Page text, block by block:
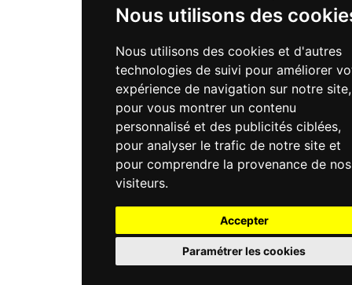
Nous utilisons des
Nous utilisons des cookies et d'autres
technologies de suivi pour améliorer
expérience de navigation sur notre site,
pour vous montrer un contenu
personnalisé et des publicités ciblées,
pour analyser le trafic de notre site et
pour comprendre la provenance de nos
visiteurs.
Accepter
Paramétrer les cookies